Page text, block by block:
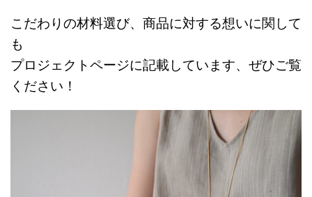
こだわりの材料選び、商品に対する想いに関して
も
プロジェクトページに記載しています、ぜひご覧
ください！